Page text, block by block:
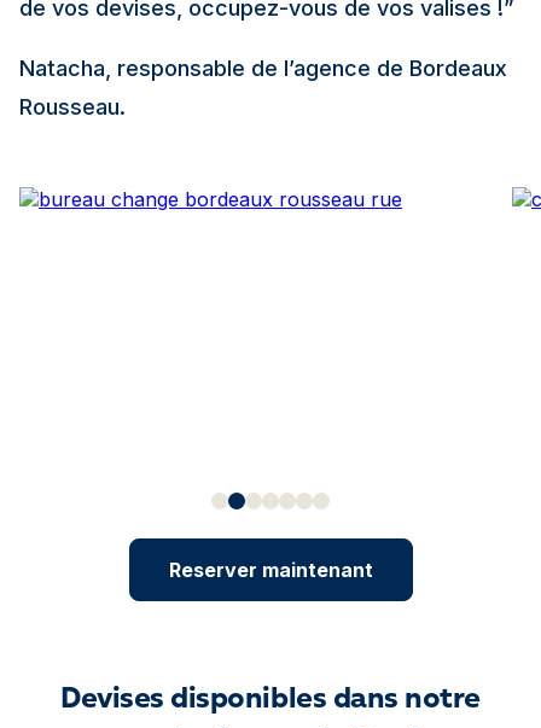
de vos devises, occupez-vous de vos valises !”
Natacha, responsable de l’agence de Bordeaux
Rousseau.
Reserver maintenant
Devises disponibles dans notre